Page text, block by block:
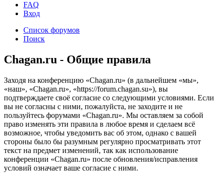
FAQ
Вход
Список форумов
Поиск
Chagan.ru - Общие правила
Заходя на конференцию «Chagan.ru» (в дальнейшем «мы»,
«наш», «Chagan.ru», «https://forum.chagan.su»), вы
подтверждаете своё согласие со следующими условиями. Если
вы не согласны с ними, пожалуйста, не заходите и не
пользуйтесь форумами «Chagan.ru». Мы оставляем за собой
право изменять эти правила в любое время и сделаем всё
возможное, чтобы уведомить вас об этом, однако с вашей
стороны было бы разумным регулярно просматривать этот
текст на предмет изменений, так как использование
конференции «Chagan.ru» после обновления/исправления
условий означает ваше согласие с ними.